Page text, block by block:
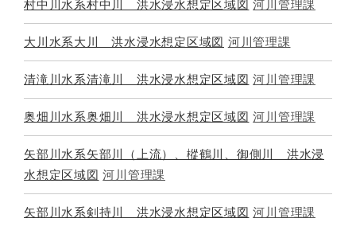
村中川水系村中川 洪水浸水想定区域図 河川管理課
大川水系大川 洪水浸水想定区域図 河川管理課
清滝川水系清滝川 洪水浸水想定区域図 河川管理課
奥畑川水系奥畑川 洪水浸水想定区域図 河川管理課
矢部川水系矢部川（上流）、樅鶴川、御側川 洪水浸
水想定区域図 河川管理課
矢部川水系剣持川 洪水浸水想定区域図 河川管理課